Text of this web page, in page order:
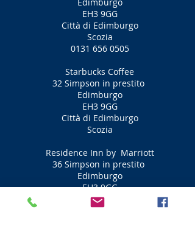
EH3 9GG
Città di Edimburgo
Scozia
0131 656 0505
Starbucks Coffee
32 Simpson in prestito
Edimburgo
EH3 9GG
Città di Edimburgo
Scozia
Residence Inn by Marriott
36 Simpson in prestito
Edimburgo
EH3 9GG
Città di Edimburgo
Scozia